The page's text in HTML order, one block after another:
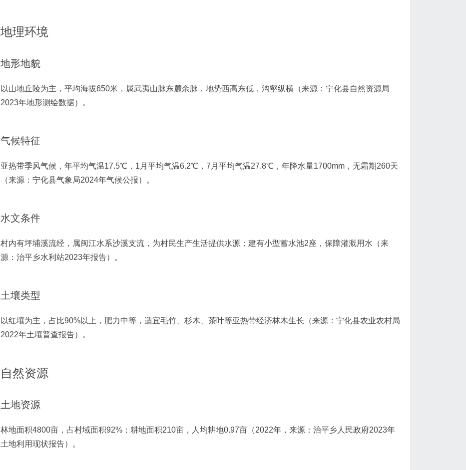
地理环境
地形地貌
以山地丘陵为主，平均海拔650米，属武夷山脉东麓余脉，地势西高东低，沟壑纵横（来源：宁化县自然资源局
2023年地形测绘数据）。
气候特征
亚热带季风气候，年平均气温17.5℃，1月平均气温6.2℃，7月平均气温27.8℃，年降水量1700mm，无霜期260天
（来源：宁化县气象局2024年气候公报）。
水文条件
村内有坪埔溪流经，属闽江水系沙溪支流，为村民生产生活提供水源；建有小型蓄水池2座，保障灌溉用水（来
源：治平乡水利站2023年报告）。
土壤类型
以红壤为主，占比90%以上，肥力中等，适宜毛竹、杉木、茶叶等亚热带经济林木生长（来源：宁化县农业农村局
2022年土壤普查报告）。
自然资源
土地资源
林地面积4800亩，占村域面积92%；耕地面积210亩，人均耕地0.97亩（2022年，来源：治平乡人民政府2023年
土地利用现状报告）。